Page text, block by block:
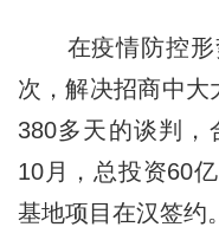
在疫情防控形
次，解决招商中大
380多天的谈判，
10月，总投资60
基地项目在汉签约。